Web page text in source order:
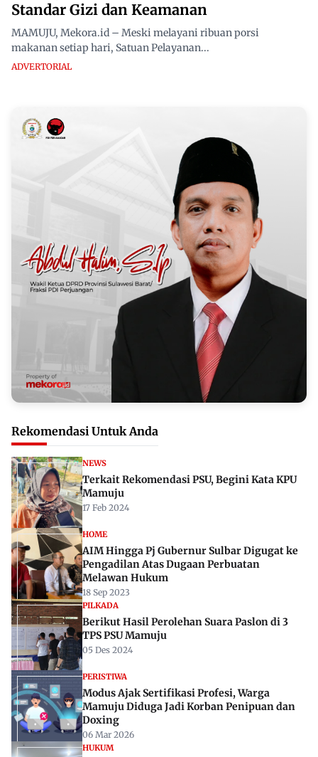
Standar Gizi dan Keamanan
MAMUJU, Mekora.id – Meski melayani ribuan porsi
makanan setiap hari, Satuan Pelayanan...
ADVERTORIAL
Rekomendasi Untuk Anda
NEWS
Terkait Rekomendasi PSU, Begini Kata KPU
Mamuju
17 Feb 2024
HOME
AIM Hingga Pj Gubernur Sulbar Digugat ke
Pengadilan Atas Dugaan Perbuatan
Melawan Hukum
18 Sep 2023
PILKADA
Berikut Hasil Perolehan Suara Paslon di 3
TPS PSU Mamuju
05 Des 2024
PERISTIWA
Modus Ajak Sertifikasi Profesi, Warga
Mamuju Diduga Jadi Korban Penipuan dan
Doxing
06 Mar 2026
HUKUM